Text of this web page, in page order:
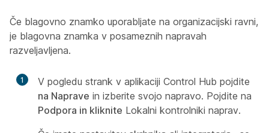
Če blagovno znamko uporabljate na organizacijski ravni,
je blagovna znamka v posameznih napravah
razveljavljena.
1
V pogledu strank v aplikaciji Control Hub pojdite
na Naprave in izberite svojo napravo. Pojdite na
Podpora in kliknite Lokalni kontrolniki naprav.